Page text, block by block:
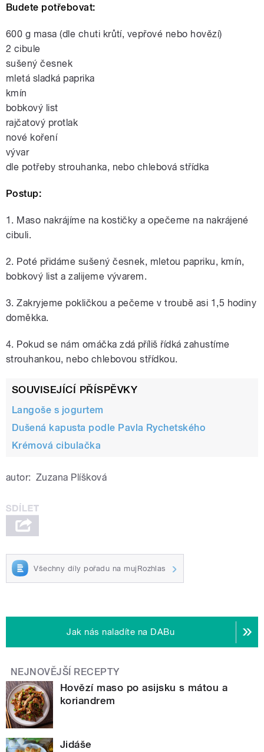
Budete potřebovat:
600 g masa (dle chuti krůtí, vepřové nebo hovězí)
2 cibule
sušený česnek
mletá sladká paprika
kmín
bobkový list
rajčatový protlak
nové koření
vývar
dle potřeby strouhanka, nebo chlebová střídka
Postup:
1. Maso nakrájíme na kostičky a opečeme na nakrájené
cibuli.
2. Poté přidáme sušený česnek, mletou papriku, kmín,
bobkový list a zalijeme vývarem.
3. Zakryjeme pokličkou a pečeme v troubě asi 1,5 hodiny
doměkka.
4. Pokud se nám omáčka zdá příliš řídká zahustíme
strouhankou, nebo chlebovou střídkou.
SOUVISEJÍCÍ PŘÍSPĚVKY
Langoše s jogurtem
Dušená kapusta podle Pavla Rychetského
Krémová cibulačka
autor: Zuzana Plíšková
Všechny díly pořadu na mujRozhlas
Jak nás naladíte na DABu
NEJNOVĚJŠÍ RECEPTY
Hovězí maso po asijsku s mátou a
koriandrem
Jidáše